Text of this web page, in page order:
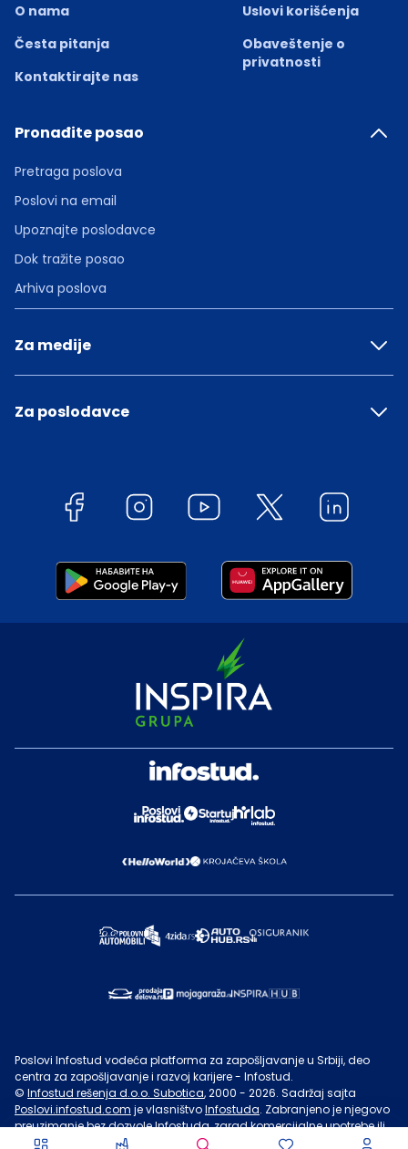
O nama
Česta pitanja
Kontaktirajte nas
Uslovi korišćenja
Obaveštenje o
privatnosti
Pronađite posao
Pretraga poslova
Poslovi na email
Upoznajte poslodavce
Dok tražite posao
Arhiva poslova
Za medije
Za poslodavce
Poslovi Infostud vodeća platforma za zapošljavanje u Srbiji, deo
centra za zapošljavanje i razvoj karijere - Infostud.
© Infostud rešenja d.o.o. Subotica, 2000 - 2026. Sadržaj sajta
Poslovi.infostud.com je vlasništvoInfostuda. Zabranjeno je njegovo
preuzimanje bez dozvoleInfostuda, zarad komercijalne upotrebe ili
u druge svrhe, osim za lične potrebe posetilaca sajta.